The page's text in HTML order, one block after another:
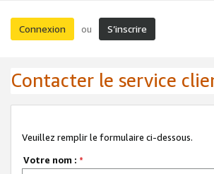
Connexion ou S’inscrire
Contacter le service
Veuillez remplir le formulaire ci-dessous.
Votre nom : *